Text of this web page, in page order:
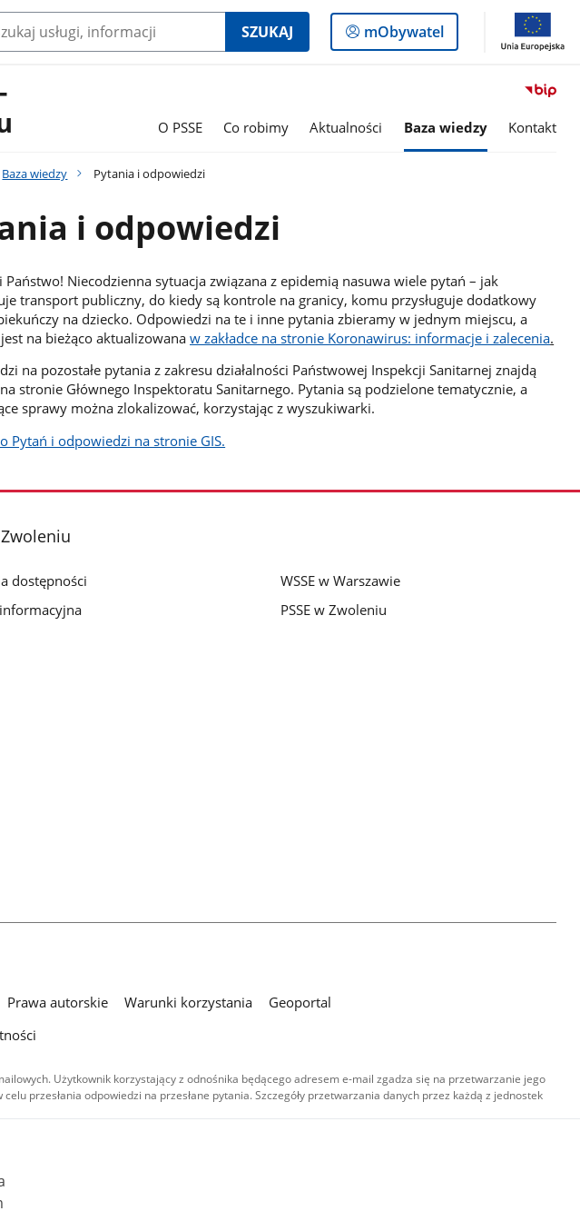
SZUKAJ
Logowanie
do
mObywatel
O PSSE Co robimy Aktualności Baza wiedzy Kontakt
Baza wiedzy Pytania i odpowiedzi
i odpowiedzi
Państwo! Niecodzienna sytuacja związana z epidemią nasuwa wiele pytań – jak
transport publiczny, do kiedy są kontrole na granicy, komu przysługuje dodatkowy
na dziecko. Odpowiedzi na te i inne pytania zbieramy w jednym miejscu, a
jest na bieżąco aktualizowanaw zakładce na stronie Koronawirus: informacje i zalecenia.
na pozostałe pytania z zakresu działalności Państwowej Inspekcji Sanitarnej znajdą
stronie Głównego Inspektoratu Sanitarnego. Pytania są podzielone tematycznie, a
sprawy można zlokalizować, korzystając z wyszukiwarki.
Pytań i odpowiedzi na stronie GIS.
dostępności
WSSE w Warszawie
PSSE w Zwoleniu
Prawa autorskie Warunki korzystania
Geoportal
Użytkownik korzystający z odnośnika będącego adresem e-mail zgadza się na przetwarzanie jego
przesłania odpowiedzi na przesłane pytania. Szczegóły przetwarzania danych przez każdą z jednostek
audiowizualnych), są
- na tych samych
zdjęcia, materiały audio i wideo,
użycie niekomercyjne -
stwierdzone inaczej.